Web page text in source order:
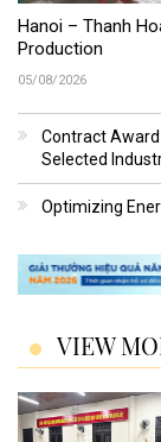
Hanoi – Thanh
Production
05/08/2026
Contract
Selected
Optimizing
VIEW